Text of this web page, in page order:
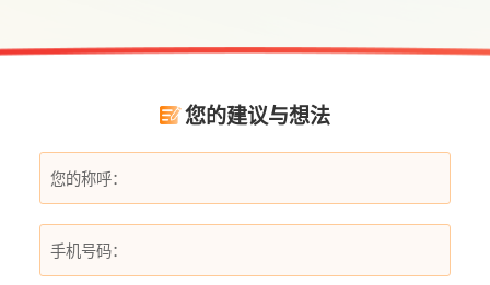
您的建议与想法